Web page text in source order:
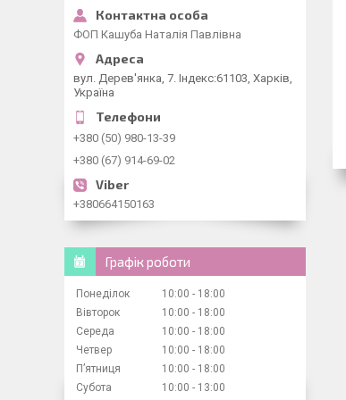
ФОП Кашуба Наталія Павлівна
вул. Дерев'янка, 7. Індекс:61103, Харків,
Україна
+380 (50) 980-13-39
+380 (67) 914-69-02
+380664150163
Графік роботи
Понеділок 10:00
18:00
Вівторок
10:00
18:00
Середа
10:00
18:00
Четвер
10:00
18:00
Пʼятниця
10:00
18:00
Субота
10:00 13:00